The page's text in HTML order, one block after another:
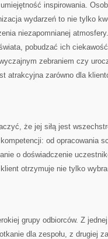
inspirowania.
wydarzeń to nie tylko
niezapomnianej
pobudzać ich
zebraniem czy
atrakcyjna zarówno dla
że jej siłą jest
od opracowania
o doświadczenie
otrzymuje nie tylko
grupy odbiorców. Z
dla zespołu, z drugiej